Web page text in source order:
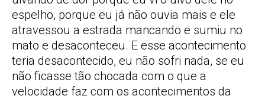
espelho, porque eu já não ouvia mais e ele
atravessou a estrada mancando e sumiu no
mato e desaconteceu. E esse acontecimento
teria desacontecido, eu não sofri nada, se eu
não ficasse tão chocada com o que a
velocidade faz com os acontecimentos da